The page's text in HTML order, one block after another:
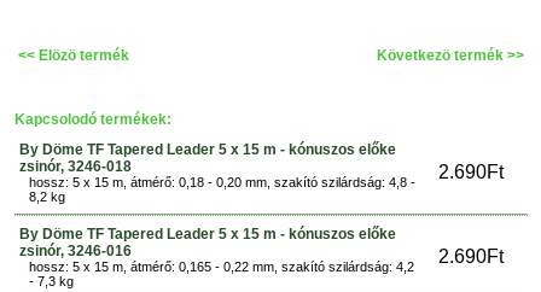
<< Elözö termék Következö termék >>
Kapcsolodó termékek:
By Döme TF Tapered Leader 5 x 15 m - kónuszos előke
zsinór, 3246-018
2.690Ft
hossz: 5 x 15 m, átmérő: 0,18 - 0,20 mm, szakító szilárdság: 4,8 -
8,2 kg
By Döme TF Tapered Leader 5 x 15 m - kónuszos előke
zsinór, 3246-016
2.690Ft
hossz: 5 x 15 m, átmérő: 0,165 - 0,22 mm, szakító szilárdság: 4,2
- 7,3 kg